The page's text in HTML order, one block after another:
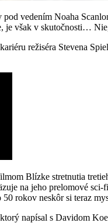
vedením Noaha
je však v skutočnosti…
režiséra Stevena
Blízke stretnutia
na jeho prelomové
rokov neskôr si teraz
napísal s Davidom